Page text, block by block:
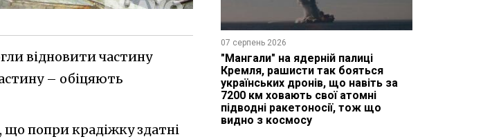
відновити частину
– обіцяють
попри крадіжку здатні
07 серпень 2026
"Мангали" на ядерній палиці
Кремля, рашисти так бояться
українських дронів, що навіть за
7200 км ховають свої атомні
підводні ракетоносії, тож що
видно з космосу